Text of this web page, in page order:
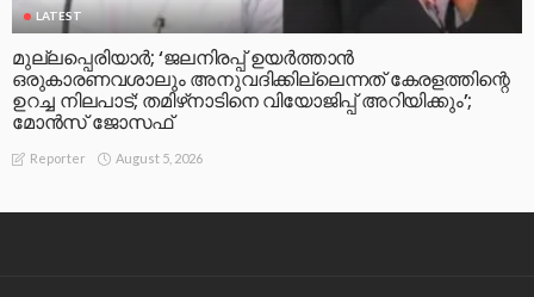
LATEST
മുല്ലപ്പെരിയാര്‍; ‘ജലനിരപ്പ് ഉയര്‍ത്താന്‍
ഒരുകാരണവശാലും അനുവദിക്കില്ലെന്നത് കേരളത്തിന്റെ
ഉറച്ച നിലപാട്; തമിഴ്‌നാടിനെ വിയോജിപ്പ് അറിയിക്കും’;
മോന്‍സ് ജോസഫ്
Reporter August 5, 2026